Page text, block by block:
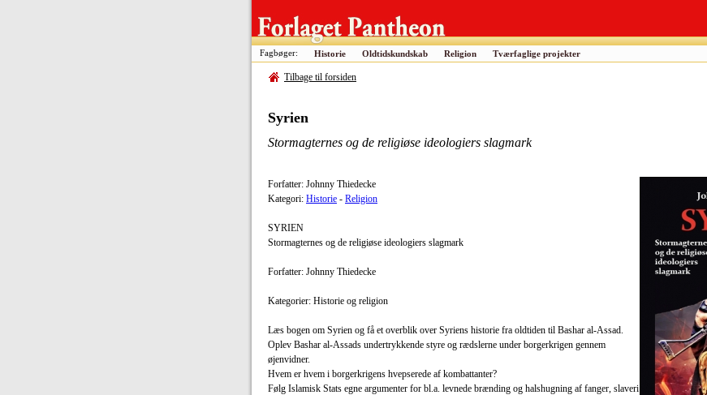
Fagbøger: Historie Oldtidskundskab Religion
Tværfaglige projekter
Tilbage til forsiden
Syrien
Stormagternes og de religiøse ideologiers slagmark
Forfatter: Johnny Thiedecke
Kategori: Historie - Religion
SYRIEN
Stormagternes og de religiøse ideologiers slagmark
Forfatter: Johnny Thiedecke
Kategorier: Historie og religion
Læs bogen om Syrien og få et overblik over Syriens historie fra oldtiden til Bashar al-Assad.
Oplev Bashar al-Assads undertrykkende styre og rædslerne under borgerkrigen gennem
øjenvidner.
Hvem er hvem i borgerkrigens hvepserede af kombattanter?
Følg Islamisk Stats egne argumenter for bl.a. levnede brænding og halshugning af fanger, slaveri